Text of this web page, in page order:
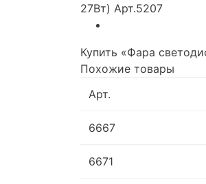
Купить «Фара
Похожие товары
Арт.
6667
6671